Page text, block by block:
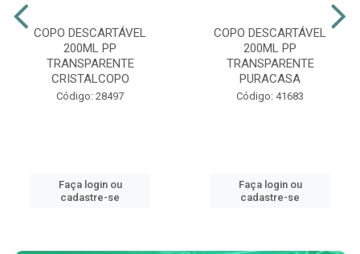
COPO DESCARTÁVEL
200ML PP
TRANSPARENTE
CRISTALCOPO
Código: 28497
Faça login ou
cadastre-se
COPO DESCARTÁVEL
200ML PP
TRANSPARENTE
PURACASA
Código: 41683
Faça login ou
cadastre-se